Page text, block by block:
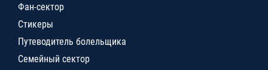
Фан-сектор
Стикеры
Путеводитель болельщика
Семейный сектор